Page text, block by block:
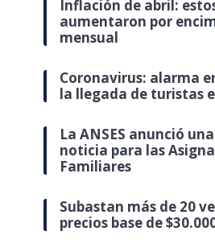
Inflación de abril:
aumentaron por
mensual
Coronavirus: alarma
la llegada de turistas
La ANSES anunció
noticia para las
Familiares
Subastan más de 20
precios base de